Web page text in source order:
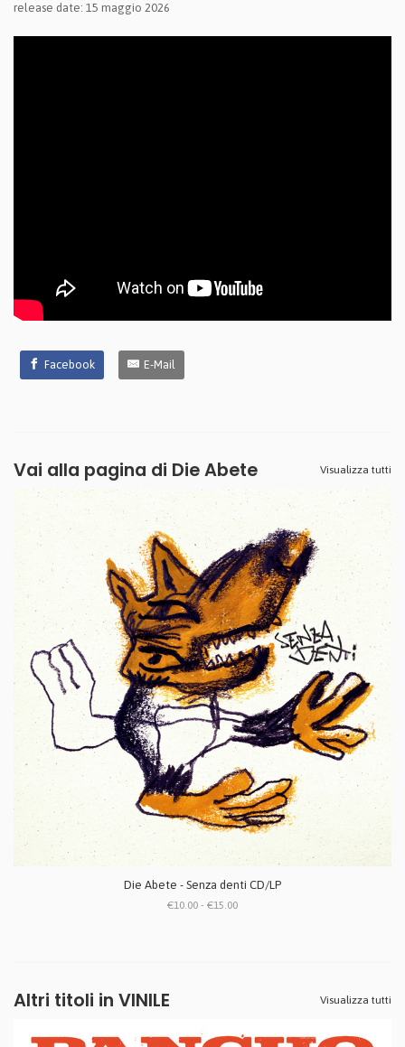
release date: 15 maggio 2026
Facebook E-Mail
Vai alla pagina di Die Abete Visualizza tutti
Die Abete - Senza denti CD/LP
€10.00 - €15.00
Altri titoli in VINILE Visualizza tutti